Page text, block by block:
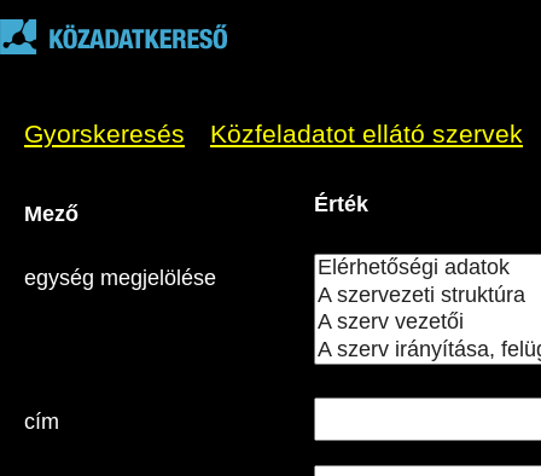
Gyorskeresés Közfeladatot ellátó szervek
Mező Érték
egység megjelölése
cím